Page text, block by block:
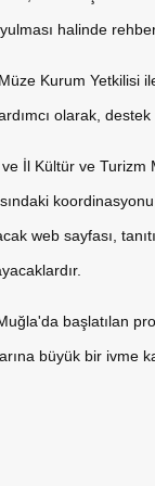
halinde
Müze Kurum
olarak,
ve İl Kültür ve
web sayfası,
başlatılan
büyük bir ivme